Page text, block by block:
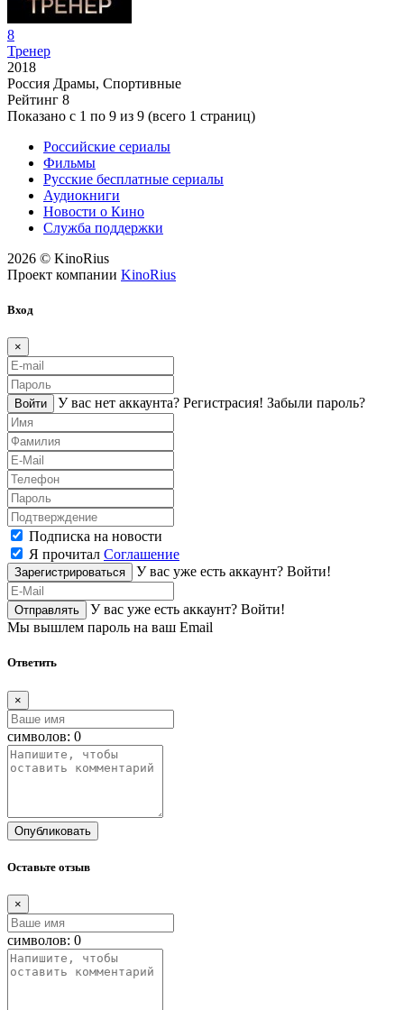
8
Тренер
2018
Россия Драмы, Спортивные
Рейтинг 8
Показано с 1 по 9 из 9 (всего 1 страниц)
Российские сериалы
Фильмы
Русские бесплатные сериалы
Аудиокниги
Новости о Кино
Служба поддержки
2026 © KinoRius
Проект компании KinoRius
Вход
×
Войти У вас нет аккаунта? Регистраcия! Забыли пароль?
Подписка на новости
Я прочитал Соглашение
Зарегистрироваться У вас уже есть аккаунт? Войти!
Отправлять У вас уже есть аккаунт? Войти!
Мы вышлем пароль на ваш Email
Ответить
×
символов: 0
Опубликовать
Оставьте отзыв
×
символов: 0